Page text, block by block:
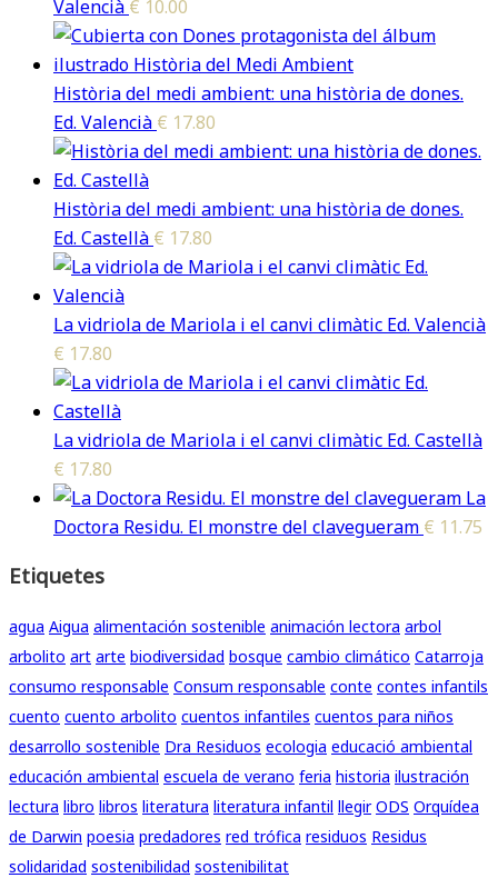
Valencià € 10.00
Història del medi ambient: una història de dones.
Ed. Valencià € 17.80
Història del medi ambient: una història de dones.
Ed. Castellà € 17.80
La vidriola de Mariola i el canvi climàtic Ed. Valencià
€ 17.80
La vidriola de Mariola i el canvi climàtic Ed. Castellà
€ 17.80
La
Doctora Residu. El monstre del clavegueram € 11.75
Etiquetes
agua Aigua alimentación sostenible animación lectora arbol
arbolito art arte biodiversidad bosque cambio climático Catarroja
consumo responsable Consum responsable conte contes infantils
cuento cuento arbolito cuentos infantiles cuentos para niños
desarrollo sostenible Dra Residuos ecologia educació ambiental
educación ambiental escuela de verano feria historia ilustración
lectura libro libros literatura literatura infantil llegir ODS Orquídea
de Darwin poesia predadores red trófica residuos Residus
solidaridad sostenibilidad sostenibilitat